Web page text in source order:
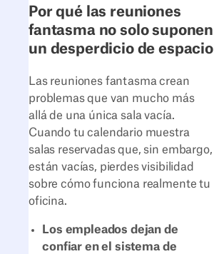
Por qué las reuniones
fantasma no solo suponen
un desperdicio de espacio
Las reuniones fantasma crean
problemas que van mucho más
allá de una única sala vacía.
Cuando tu calendario muestra
salas reservadas que, sin embargo,
están vacías, pierdes visibilidad
sobre cómo funciona realmente tu
oficina.
Los empleados dejan de
confiar en el sistema de